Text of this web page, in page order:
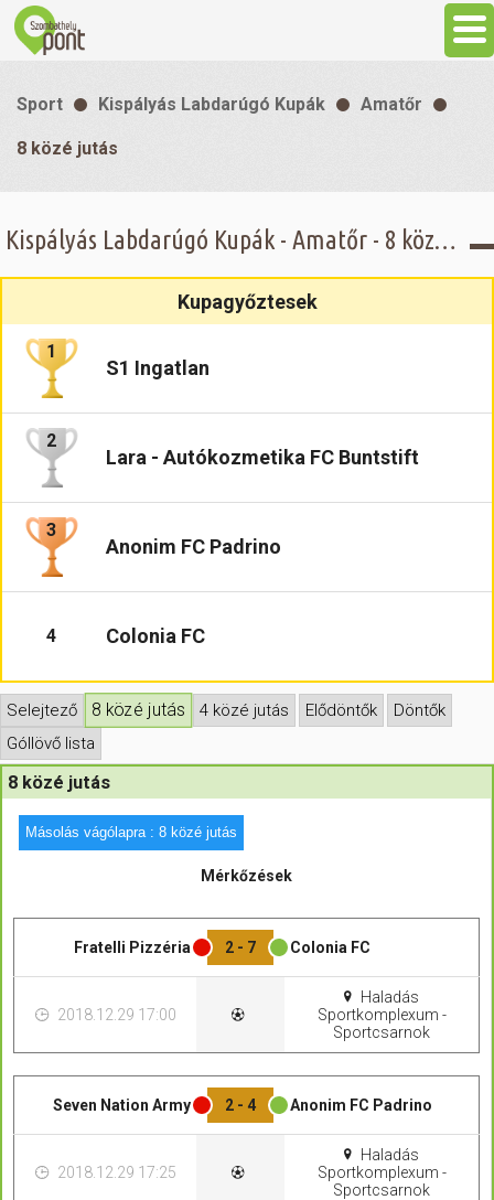
Programok
Gasztronómia
Szállás
Sport
Szabadidő
Hasznos
Sport Kispályás Labdarúgó Kupák Amatőr
8 közé jutás
Kispályás Labdarúgó Kupák - Amatőr - 8 közé jutás
Kupagyőztesek
1
S1 Ingatlan
2
Lara - Autókozmetika FC Buntstift
3
Anonim FC Padrino
4 Colonia FC
Selejtező 8 közé jutás 4 közé jutás Elődöntők
Döntők
Góllövő lista
8 közé jutás
Másolás vágólapra : 8 közé jutás
Mérkőzések
Fratelli Pizzéria 2 - 7 Colonia FC
2018.12.29 17:00
Haladás
Sportkomplexum -
Sportcsarnok
Seven Nation Army 2 - 4 Anonim FC Padrino
2018.12.29 17:25
Haladás
Sportkomplexum -
Sportcsarnok